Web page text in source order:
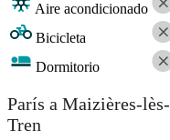
Aire acondicionado
Bicicleta
Dormitorio
París a Maizières-
Tren